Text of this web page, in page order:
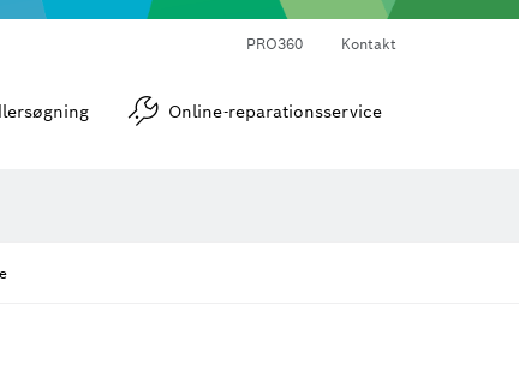
PRO360 Kontakt
Online-reparationsservice